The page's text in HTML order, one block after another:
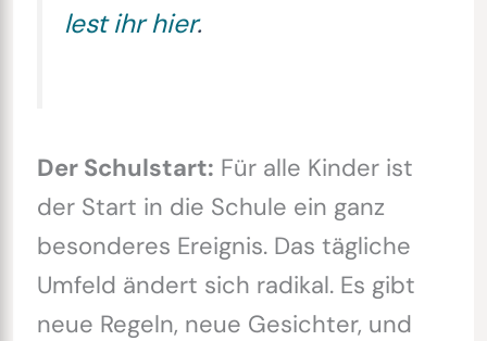
lest ihr hier.
Der Schulstart: Für alle Kinder ist
der Start in die Schule ein ganz
besonderes Ereignis. Das tägliche
Umfeld ändert sich radikal. Es gibt
neue Regeln, neue Gesichter, und